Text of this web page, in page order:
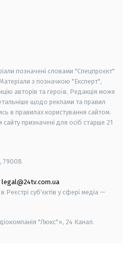
позначені словами "Спецпроєкт"
з позначкою "Експерт",
авторів та героїв. Редакція може
щодо реклами та правил
в правилах користування сайтом.
сайту призначені для осіб старше 21
79008
legal@24tv.com.ua
Реєстрі суб'єктів у сфері медіа —
"Люкс"», 24 Канал.